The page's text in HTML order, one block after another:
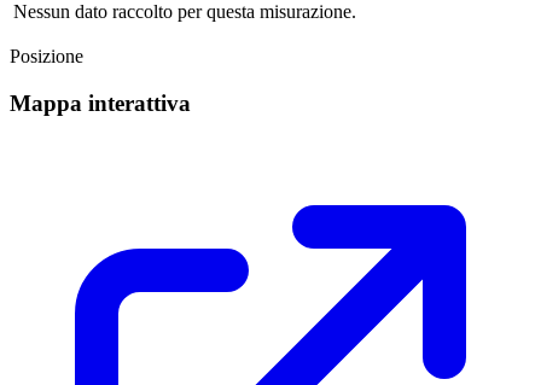
Nessun dato raccolto per questa misurazione.
Posizione
Mappa interattiva